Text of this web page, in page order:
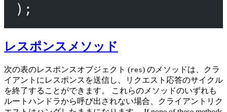
);
レスポンスメソッド
次の表のレスポンスオブジェクト (res) のメソッドは、クラ
イアントにレスポンスを送信し、リクエスト応答のサイクル
を終了することができます。 これらのメソッドのいずれも
ルートハンドラから呼び出されない場合、クライアントリク